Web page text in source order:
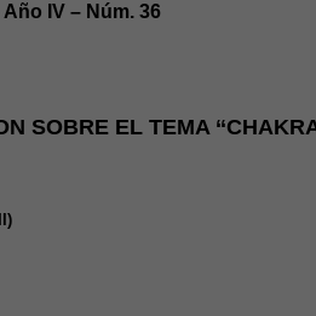
Año IV – Núm. 36
SOBRE EL TEMA